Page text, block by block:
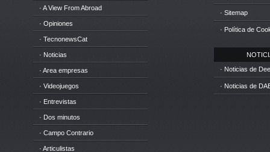
· A View From Abroad
· Opiniones
· TecnonewsCat
· Noticias
· Area empresas
· Videojuegos
· Entrevistas
· Dos minutos
· Campo Contrario
· Articulistas
· Sitemap
· Política de
· Noticias de
· Noticias de